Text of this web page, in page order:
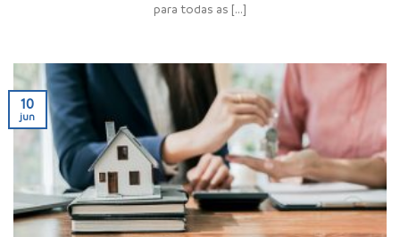
para todas as [...]
10
jun